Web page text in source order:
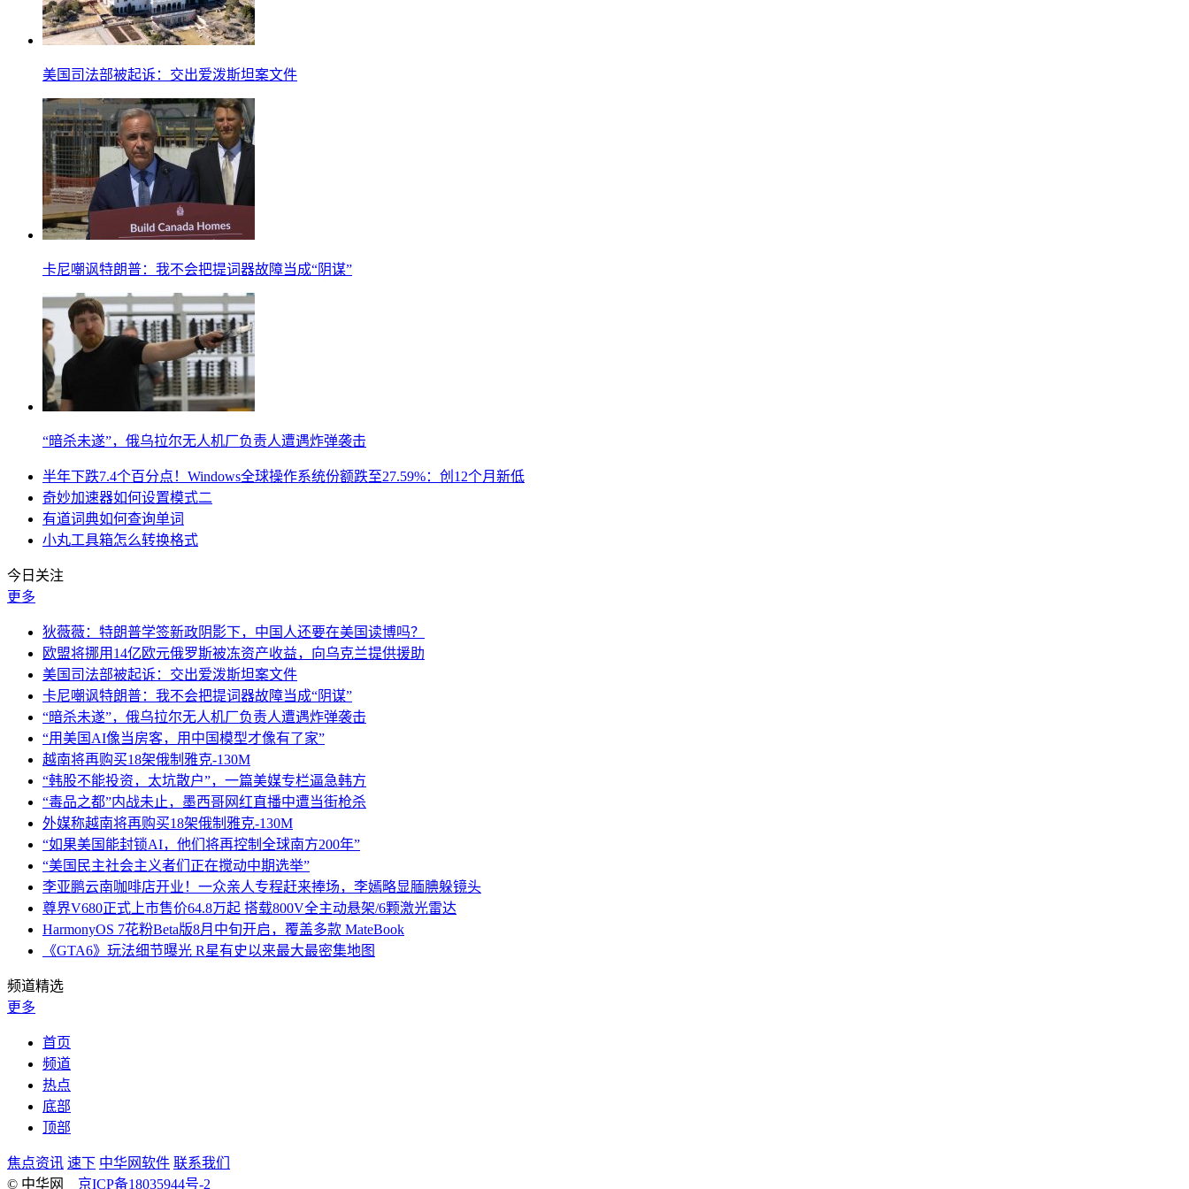
美国司法部被起诉：交出爱泼斯坦案文件
卡尼嘲讽特朗普：我不会把提词器故障当成“阴谋”
“暗杀未遂”，俄乌拉尔无人机厂负责人遭遇炸弹袭击
半年下跌7.4个百分点！Windows全球操作系统份额跌至27.59%：创12个月新低
奇妙加速器如何设置模式二
有道词典如何查询单词
小丸工具箱怎么转换格式
今日关注
更多
狄薇薇：特朗普学签新政阴影下，中国人还要在美国读博吗？
欧盟将挪用14亿欧元俄罗斯被冻资产收益，向乌克兰提供援助
美国司法部被起诉：交出爱泼斯坦案文件
卡尼嘲讽特朗普：我不会把提词器故障当成“阴谋”
“暗杀未遂”，俄乌拉尔无人机厂负责人遭遇炸弹袭击
“用美国AI像当房客，用中国模型才像有了家”
越南将再购买18架俄制雅克-130M
“韩股不能投资，太坑散户”，一篇美媒专栏逼急韩方
“毒品之都”内战未止，墨西哥网红直播中遭当街枪杀
外媒称越南将再购买18架俄制雅克-130M
“如果美国能封锁AI，他们将再控制全球南方200年”
“美国民主社会主义者们正在搅动中期选举”
李亚鹏云南咖啡店开业！一众亲人专程赶来捧场，李嫣略显腼腆躲镜头
尊界V680正式上市售价64.8万起 搭载800V全主动悬架/6颗激光雷达
HarmonyOS 7花粉Beta版8月中旬开启，覆盖多款 MateBook
《GTA6》玩法细节曝光 R星有史以来最大最密集地图
频道精选
更多
首页
频道
热点
底部
顶部
焦点资讯 速下 中华网软件 联系我们
© 中华网 京ICP备18035944号-2